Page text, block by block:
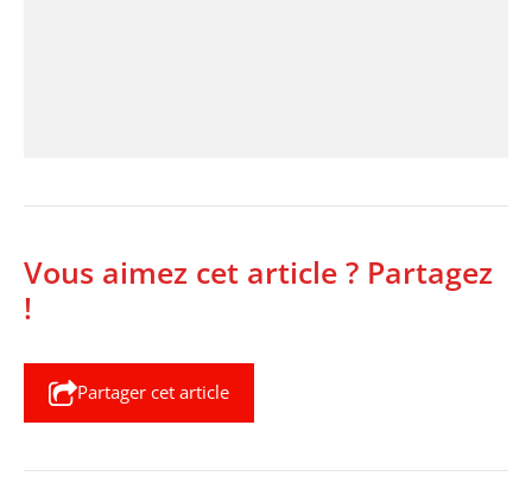
Vous aimez cet article ? Partagez
!
Partager cet article